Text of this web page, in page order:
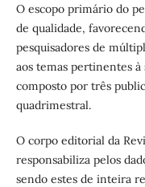
O escopo primário do
de qualidade,
pesquisadores de
aos temas pertinentes
composto por três
quadrimestral.
O corpo editorial da
responsabiliza pelos
sendo estes de inteira